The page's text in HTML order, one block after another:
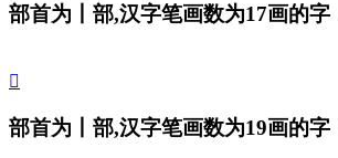
部首为丨部,汉字笔画数为17画的字
𠁹
部首为丨部,汉字笔画数为19画的字